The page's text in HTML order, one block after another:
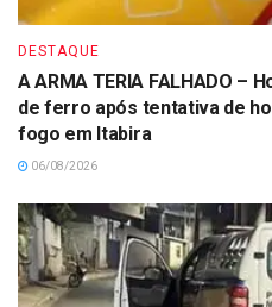
DESTAQUE
A ARMA TERIA FALHADO –
de ferro após tentativa de
fogo em Itabira
06/08/2026